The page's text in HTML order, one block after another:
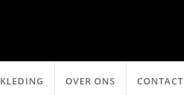
KLEDING OVER ONS CONTACT